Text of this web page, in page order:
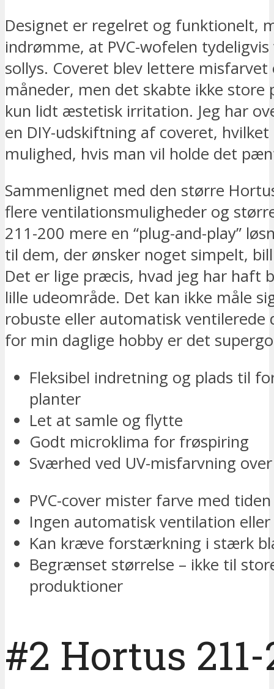
Designet er regelret og funktionelt,
indrømme, at PVC-wofelen tydeligvis
sollys. Coveret blev lettere
måneder, men det skabte ikke store
kun lidt æstetisk irritation. Jeg har
en DIY-udskiftning af coveret, hvilket
mulighed, hvis man vil holde det
Sammenlignet med den større
flere ventilationsmuligheder og
211-200 mere en “plug-and-play”
til dem, der ønsker noget simpelt,
Det er lige præcis, hvad jeg har haft
lille udeområde. Det kan ikke måle
robuste eller automatisk ventilerede
for min daglige hobby er det
Fleksibel indretning og plads til
planter
Let at samle og flytte
Godt microklima for frøspiring
Sværhed ved UV-misfarvning
PVC-cover mister farve med tiden
Ingen automatisk ventilation eller
Kan kræve forstærkning i stærk
Begrænset størrelse – ikke til
produktioner
#2 Hortus